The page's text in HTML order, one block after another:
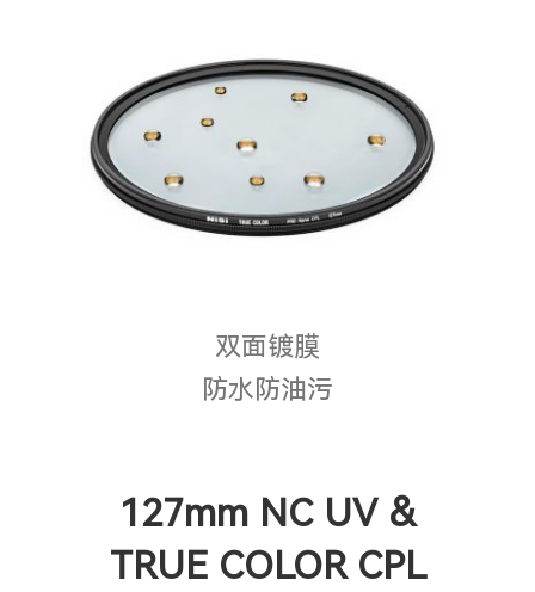
双面镀膜
防水防油污
127mm NC UV &
TRUE COLOR CPL